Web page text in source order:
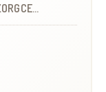
(WZC)